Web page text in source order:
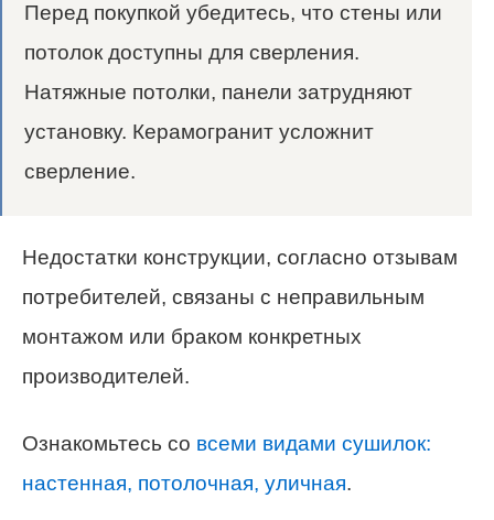
Перед покупкой убедитесь, что стены или
потолок доступны для сверления.
Натяжные потолки, панели затрудняют
установку. Керамогранит усложнит
сверление.
Недостатки конструкции, согласно отзывам
потребителей, связаны с неправильным
монтажом или браком конкретных
производителей.
Ознакомьтесь со всеми видами сушилок:
настенная, потолочная, уличная.